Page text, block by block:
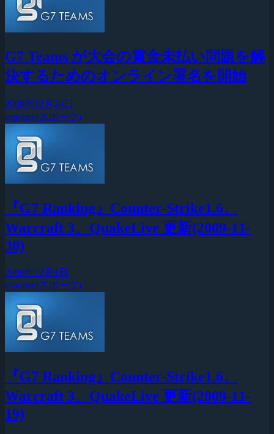
G7 Teams が大会の賞金未払い問題を解
決するためのオンライン署名を開始
2009年12月24日
esports(eスポーツ)
『G7 Ranking』Counter-Strike1.6、
Warcraft 3、QuakeLive 更新(2009-11-
30)
2009年12月1日
esports(eスポーツ)
『G7 Ranking』Counter-Strike1.6、
Warcraft 3、QuakeLive 更新(2009-11-
19)